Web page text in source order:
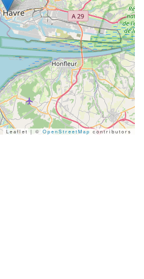
Leaflet | © OpenStreetMap contributors